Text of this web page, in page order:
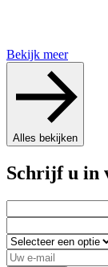
Bekijk meer
Alles bekijken
Schrijf u in